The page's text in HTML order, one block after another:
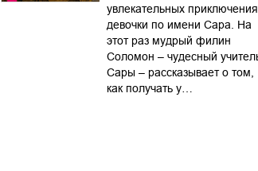
увлекательных
девочки по имени Сара. На
этот раз мудрый филин
Соломон – чудесный
Сары – рассказывает о том,
как получать у…